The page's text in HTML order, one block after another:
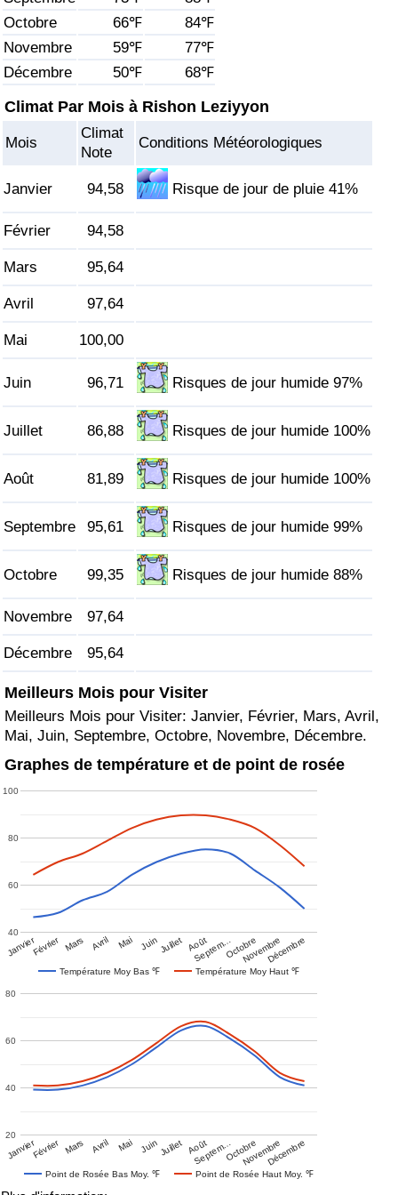
Octobre
66℉
84℉
Novembre
59℉
77℉
Décembre
50℉ 68℉
Climat Par Mois à Rishon Leziyyon
Mois
Climat
Note
Conditions Météorologiques
Janvier 94,58 Risque de jour de pluie 41%
Février 94,58
Mars 95,64
Avril 97,64
Mai 100,00
Juin 96,71 Risques de jour humide 97%
Juillet 86,88 Risques de jour humide 100%
Août 81,89 Risques de jour humide 100%
Septembre 95,61 Risques de jour humide 99%
Octobre 99,35 Risques de jour humide 88%
Novembre 97,64
Décembre 95,64
Meilleurs Mois pour Visiter
Meilleurs Mois pour Visiter: Janvier, Février, Mars, Avril,
Mai, Juin, Septembre, Octobre, Novembre, Décembre.
Graphes de température et de point de rosée
Température Moy Bas ℉ Température Moy Haut ℉
JanvierFévrier Mars Avril Mai Juin Juillet Août
Septem…OctobreNovembreDécembre
40
60
80
100
Point de Rosée Bas Moy. ℉ Point de Rosée Haut Moy. ℉
JanvierFévrier Mars Avril Mai Juin Juillet Août
Septem…OctobreNovembreDécembre
20
40
60
80
Soins de santé
Indice des soins de santé (Actuel)
Indice des soins de santé par Pays
Indice de Pollution (Actuel)
Indice de pollution
Indice de Pollution par Pays
Indice de Trafic
Indice de Trafic (Actuel)
Indice de Trafic par Pays